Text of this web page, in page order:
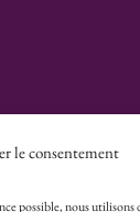
le consentement
possible, nous utilisons